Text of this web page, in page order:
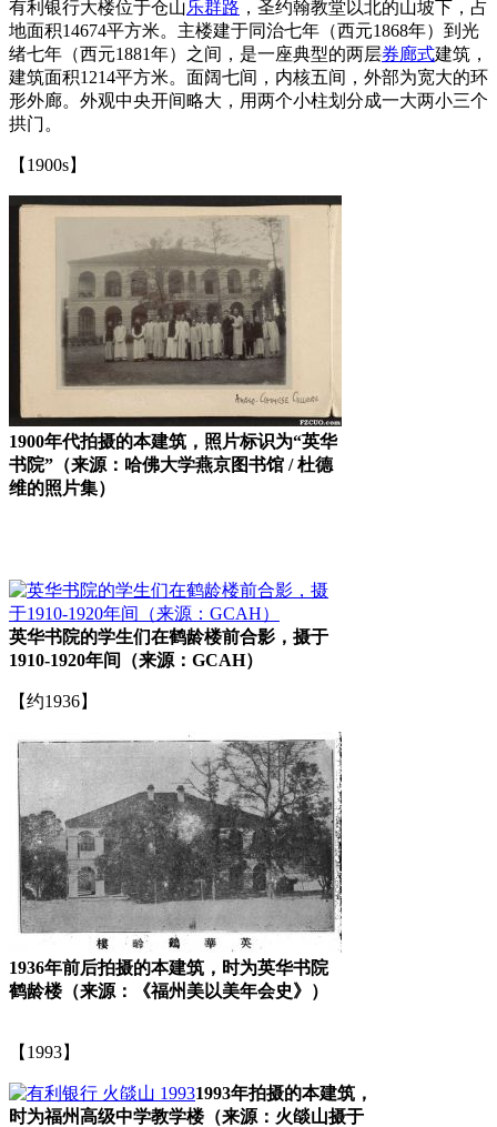
有利银行大楼位于仓山乐群路 ，圣约翰教堂以北的山坡下，占
地面积14674平方米。主楼建于同治七年（西元1868年）到光
绪七年（西元1881年）之间，是一座典型的两层券廊式建筑，
建筑面积1214平方米。面阔七间，内核五间，外部为宽大的环
形外廊。外观中央开间略大，用两个小柱划分成一大两小三个
拱门。
【1900s】
1900年代拍摄的本建筑，照片标识为“英华
书院”（来源：哈佛大学燕京图书馆 / 杜德
维的照片集）
英华书院的学生们在鹤龄楼前合影，摄于
1910-1920年间（来源：GCAH）
【约1936】
1936年前后拍摄的本建筑，时为英华书院
鹤龄楼（来源：《福州美以美年会史》）
【1993】
1993年拍摄的本建筑，
时为福州高级中学教学楼（来源：火燄山摄于